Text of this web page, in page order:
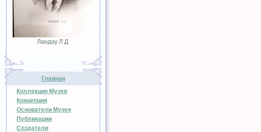
Ландау Л Д
Главная
Коллекция Музея
Концепция
Основатели Музея
Публикации
Создатели